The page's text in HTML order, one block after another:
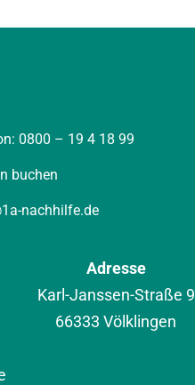
0800 – 19 4 18 99
buchen
nachhilfe.de
Adresse
Karl-Janssen-Straße 9
66333 Völklingen